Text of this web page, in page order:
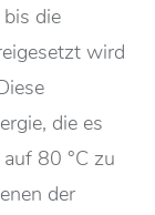
die
wird
die es
80 °C zu
der